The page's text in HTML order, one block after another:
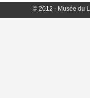
© 2012 - Musée du